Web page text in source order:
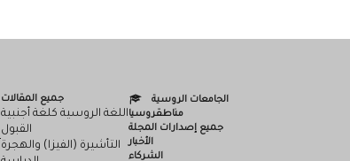
جميع المقالات
اللغة الروسية كلغة أجنبية
القبول
التأشيرة (الفيزا) والهجرة
الجامعات الروسية
مناطقروسيا
جميع إصدارات المجلة
الأخبار
الشركاء